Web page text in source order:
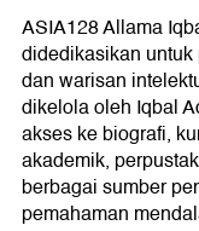
ASIA128 Allama
didedikasikan
dan warisan
dikelola oleh Iqbal
akses ke biografi,
akademik,
berbagai sumber
pemahaman